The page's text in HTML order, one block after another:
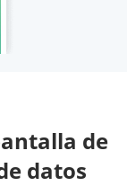
de
datos